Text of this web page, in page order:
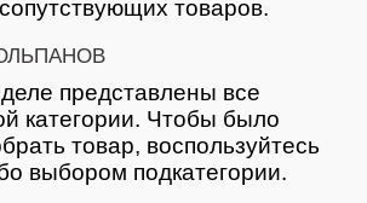
товаров.
представлены все
категории. Чтобы было
товар, воспользуйтесь
выбором подкатегории.